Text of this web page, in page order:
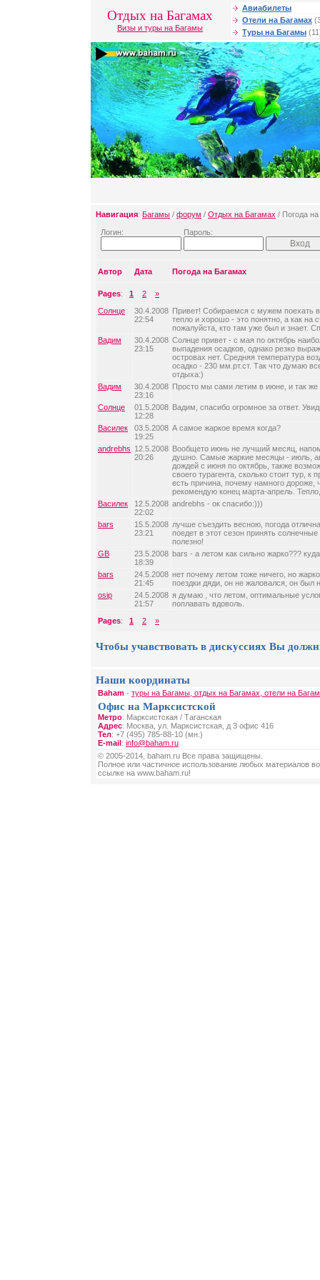
Отдых на Багамах
Визы и туры на Багамы
Авиабилеты
Отели на Багамах
Туры на Багамы
Навигация: Багамы / форум / Отдых на Багамах / Погода
Логин: Пароль:
Автор Дата Погода на Багамах
Pages: 1 2
»
Солнце
30.4.2008
22:54
Привет! Собираемся с мужем поехать
тепло и хорошо - это понятно, а как на
пожалуйста, кто там уже был и знает.
Вадим
30.4.2008
23:15
Солнце привет - с мая по октябрь
выпадения осадков, однако резко
островах нет. Средняя температура
осадко - 230 мм.рт.ст. Так что думаю
отдыха:)
Вадим
30.4.2008
23:16
Просто мы сами летим в июне, и так же
Солнце
01.5.2008
12:28
Вадим, спасибо огромное за ответ.
Василек
03.5.2008
19:25
А самое жаркое время когда?
andrebhs 12.5.2008
20:26
Вообщето июнь не лучший месяц,
душно. Самые жаркие месяцы - июль,
дождей с июня по октябрь, также
своего турагента, сколько стоит тур, к
есть причина, почему намного
рекомендую конец марта-апрель.
Василек
12.5.2008
22:02
andrebhs - ок спасибо:)))
bars
15.5.2008
23:21
лучше съездить весною, погода
поедет в этот сезон принять
полезно!
GB
23.5.2008
18:39
bars - а летом как сильно жарко???
bars
24.5.2008
21:45
нет почему летом тоже ничего, но
поездки дяди, он не жаловался, он был
osip
24.5.2008
21:57
я думаю , что летом, оптимальные
поплавать вдоволь.
Pages: 1 2 »
Чтобы учавствовать в дискуссиях Вы
Наши координаты
Baham - туры на Багамы, отдых на Багамах, отели на
Офис на Марксистской
Метро: Марксистская / Таганская
Адрес: Москва, ул. Марксистская, д 3 офис 416
Тел: +7 (495) 785-88-10 (мн.)
E-mail: info@baham.ru
© 2005-2014, baham.ru Все права защищены.
Полное или частичное использование любых материалов
ссылке на www.baham.ru!